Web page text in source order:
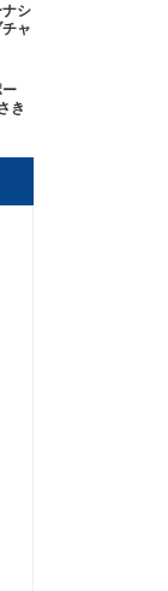
シ
ャ
ー
き